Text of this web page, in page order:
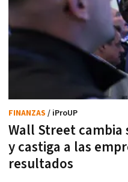
Wall Street cambia
y castiga a las
resultados
FINANZAS / iProUP